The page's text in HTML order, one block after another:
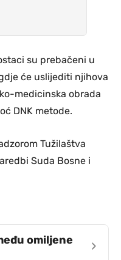
su prebačeni u
će uslijediti njihova
medicinska obrada
DNK metode.
Tužilaštva
Suda Bosne i
omiljene
›